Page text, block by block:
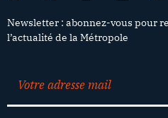
Newsletter : abonnez-vous pour
l’actualité de la Métropole